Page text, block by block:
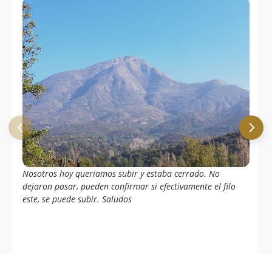
Nosotros hoy queriamos subir y estaba cerrado. No
dejaron pasar, pueden confirmar si efectivamente el filo
este, se puede subir. Saludos